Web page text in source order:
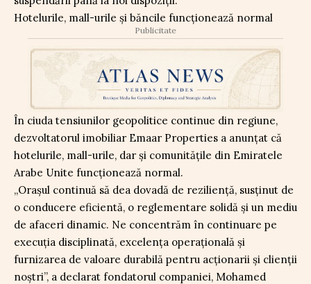
Hotelurile, mall-urile și băncile funcționează normal
Publicitate
În ciuda tensiunilor geopolitice continue din regiune,
dezvoltatorul imobiliar Emaar Properties a anunțat că
hotelurile, mall-urile, dar și comunitățile din Emiratele
Arabe Unite funcționează normal.
„Orașul continuă să dea dovadă de reziliență, susținut de
o conducere eficientă, o reglementare solidă și un mediu
de afaceri dinamic. Ne concentrăm în continuare pe
execuția disciplinată, excelența operațională și
furnizarea de valoare durabilă pentru acționarii și clienții
noștri”, a declarat fondatorul companiei, Mohamed